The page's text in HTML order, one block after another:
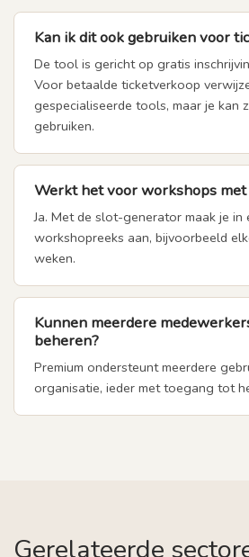
Kan ik dit ook gebruiken voor
De tool is gericht op gratis
Voor betaalde ticketverkoop
gespecialiseerde tools, maar je kan
gebruiken.
Werkt het voor workshops met
Ja. Met de slot-generator maak je in
workshopreeks aan, bijvoorbeeld
weken.
Kunnen meerdere
beheren?
Premium ondersteunt meerdere
organisatie, ieder met toegang tot
Gerelateerde